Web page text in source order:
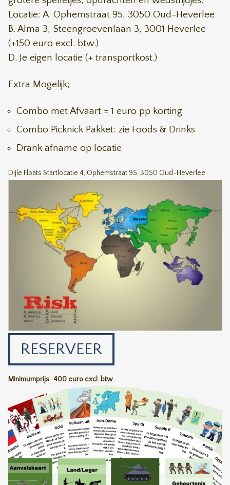
Locatie: A. Ophemstraat 95, 3050 Oud-Heverlee
B. Alma 3, Steengroevenlaan 3, 3001 Heverlee
(+150 euro excl. btw.)
D. Je eigen locatie (+ transportkost.)
Extra Mogelijk;
Combo met Afvaart = 1 euro pp korting
Combo Picknick Pakket: zie Foods & Drinks
Drank afname op locatie
Dijle Floats Startlocatie 4, Ophemstraat 95, 3050 Oud-Heverlee
RESERVEER
Minimumprijs 400 euro excl. btw.